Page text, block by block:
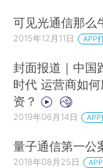
可见光通信那么
2015年12月11日 APP
封面报道｜中国
时代 运营商如
资？
2019年06月14日 APP
量子通信第一公
2018年08月25日